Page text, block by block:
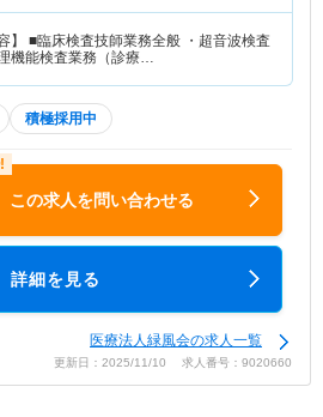
】 ■臨床検査技師業務全般 ・超音波検査
機能検査業務（診療…
積極採用中
この求人を問い合わせる
詳細を見る
医療法人緑風会の求人一覧
更新日：2025/11/10 求人番号：9020660